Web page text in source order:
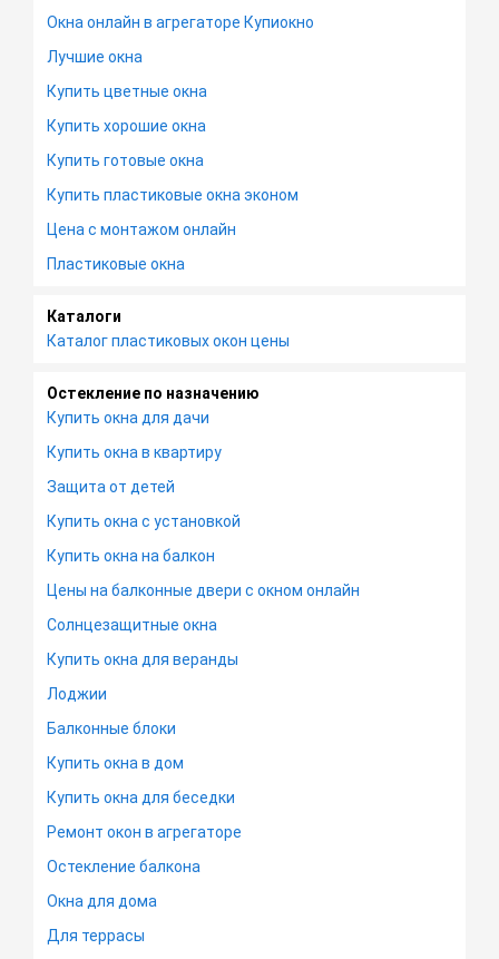
Окна онлайн в агрегаторе Купиокно
Лучшие окна
Купить цветные окна
Купить хорошие окна
Купить готовые окна
Купить пластиковые окна эконом
Цена с монтажом онлайн
Пластиковые окна
Каталоги
Каталог пластиковых окон цены
Остекление по назначению
Купить окна для дачи
Купить окна в квартиру
Защита от детей
Купить окна с установкой
Купить окна на балкон
Цены на балконные двери с окном онлайн
Солнцезащитные окна
Купить окна для веранды
Лоджии
Балконные блоки
Купить окна в дом
Купить окна для беседки
Ремонт окон в агрегаторе
Остекление балкона
Окна для дома
Для террасы